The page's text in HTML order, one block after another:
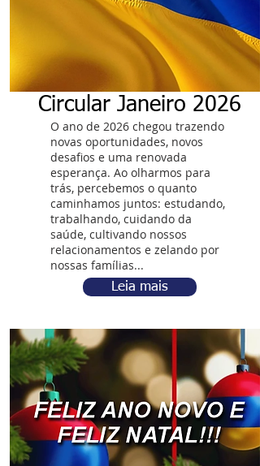
Circular Janeiro 2026
O ano de 2026 chegou trazendo
novas oportunidades, novos
desafios e uma renovada
esperança. Ao olharmos para
trás, percebemos o quanto
caminhamos juntos: estudando,
trabalhando, cuidando da
saúde, cultivando nossos
relacionamentos e zelando por
nossas famílias...
Leia mais